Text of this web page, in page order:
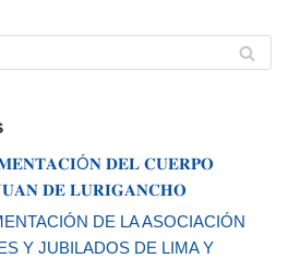
𝐃𝐄𝐋 𝐂𝐔𝐄𝐑𝐏𝐎
𝐃𝐄 𝐋𝐔𝐑𝐈𝐆𝐀𝐍𝐂𝐇𝐎
DE LA ASOCIACIÓN
Y JUBILADOS DE LIMA Y